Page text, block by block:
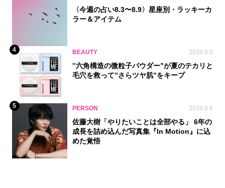
〈今週の占い8.3〜8.9〉星座別・ラッキーカ
ラー＆アイテム
4 BEAUTY 2026.8.5
‟六角構造の微粒子パウダー”が夏のテカリと
毛穴を救って‟さらツヤ肌”をキープ
5 PERSON 2026.8.6
佐藤大樹「やりたいことは全部やる」 6年の
成長を詰め込んだ写真集『In Motion』に込
めた覚悟